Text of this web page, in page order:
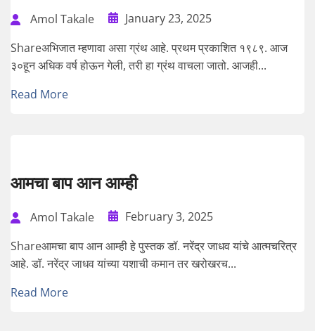
Amol Takale
January 23, 2025
Shareअभिजात म्हणावा असा ग्रंथ आहे. प्रथम प्रकाशित १९८९. आज
३०हून अधिक वर्ष होऊन गेली, तरी हा ग्रंथ वाचला जातो. आजही...
Read More
आमचा बाप आन आम्ही
Amol Takale
February 3, 2025
Shareआमचा बाप आन आम्ही हे पुस्तक डॉ. नरेंद्र जाधव यांचे आत्मचरित्र
आहे. डॉ. नरेंद्र जाधव यांच्या यशाची कमान तर खरोखरच...
Read More